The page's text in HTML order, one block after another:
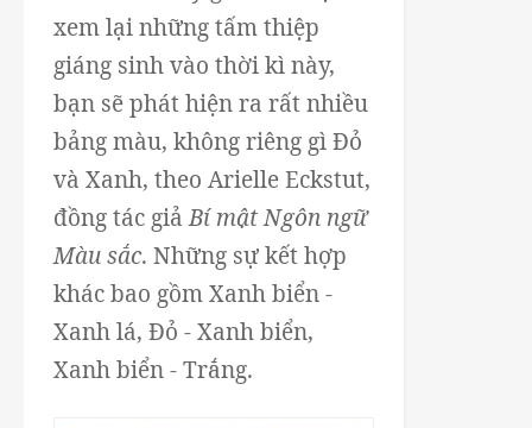
xem lại những tấm thiệp
giáng sinh vào thời kì này,
bạn sẽ phát hiện ra rất nhiều
bảng màu, không riêng gì Đỏ
và Xanh, theo Arielle Eckstut,
đồng tác giảBí mật Ngôn ngữ
Màu sắc. Những sự kết hợp
khác bao gồm Xanh biển -
Xanh lá, Đỏ - Xanh biển,
Xanh biển - Trắng.